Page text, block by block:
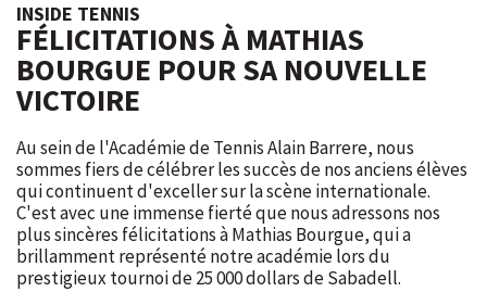
INSIDE TENNIS
FÉLICITATIONS À MATHIAS
BOURGUE POUR SA NOUVELLE
VICTOIRE
Au sein de l'Académie de Tennis Alain Barrere, nous
sommes fiers de célébrer les succès de nos anciens élèves
qui continuent d'exceller sur la scène internationale.
C'est avec une immense fierté que nous adressons nos
plus sincères félicitations à Mathias Bourgue, qui a
brillamment représenté notre académie lors du
prestigieux tournoi de 25 000 dollars de Sabadell.